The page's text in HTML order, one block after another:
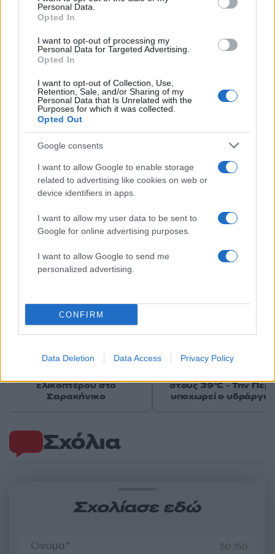
Personal Data.
Opted In
I want to opt-out of processing my
Personal Data for Targeted Advertising.
Opted In
I want to opt-out of Collection, Use,
Retention, Sale, and/or Sharing of my
Personal Data that Is Unrelated with the
Purposes for which it was collected.
Opted Out
Google consents
I want to allow Google to enable storage
related to advertising like cookies on web or
device identifiers in apps.
I want to allow my user data to be sent to
Google for online advertising purposes.
I want to allow Google to send me
personalized advertising.
CONFIRM
Data Deletion Data Access Privacy Policy
Νόμου περί όπλων.
Σχόλια
Σχολίασε εδώ
50 /50
Αν τα χάσατε
Μήλος: Οι «γκρίζες ζώνες»
του νόμου για την
ελικοπτέρου στο
Σαρακήνικο
«Εκρηκτικό
σήμερα με ανέμους
στους 39°C - Την
υποχωρεί ο